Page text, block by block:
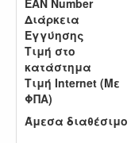
EAN Number
Διάρκεια
Εγγύησης
Τιμή στο
κατάστημα
Τιμή Internet (Με
ΦΠΑ)
Άμεσα διαθέσιμο